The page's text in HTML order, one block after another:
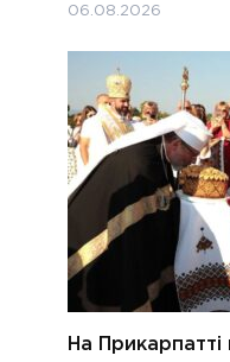
06.08.2026
На Прикарпатті